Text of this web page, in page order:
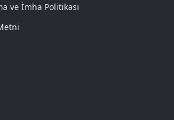
ve İmha Politikası